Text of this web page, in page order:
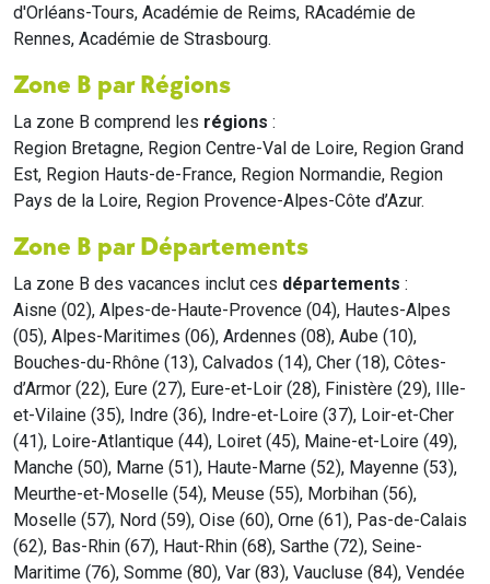
d'Orléans-Tours, Académie de Reims, RAcadémie de
Rennes, Académie de Strasbourg.
Zone B par Régions
La zone B comprend les régions :
Region Bretagne, Region Centre-Val de Loire, Region Grand
Est, Region Hauts-de-France, Region Normandie, Region
Pays de la Loire, Region Provence-Alpes-Côte d’Azur.
Zone B par Départements
La zone B des vacances inclut ces départements :
Aisne (02), Alpes-de-Haute-Provence (04), Hautes-Alpes
(05), Alpes-Maritimes (06), Ardennes (08), Aube (10),
Bouches-du-Rhône (13), Calvados (14), Cher (18), Côtes-
d’Armor (22), Eure (27), Eure-et-Loir (28), Finistère (29), Ille-
et-Vilaine (35), Indre (36), Indre-et-Loire (37), Loir-et-Cher
(41), Loire-Atlantique (44), Loiret (45), Maine-et-Loire (49),
Manche (50), Marne (51), Haute-Marne (52), Mayenne (53),
Meurthe-et-Moselle (54), Meuse (55), Morbihan (56),
Moselle (57), Nord (59), Oise (60), Orne (61), Pas-de-Calais
(62), Bas-Rhin (67), Haut-Rhin (68), Sarthe (72), Seine-
Maritime (76), Somme (80), Var (83), Vaucluse (84), Vendée